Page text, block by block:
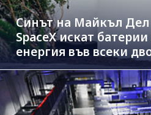
Синът на Майкъл
SpaceX искат
енергия във всеки